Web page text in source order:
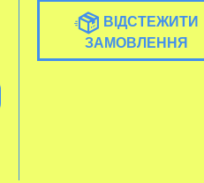
ВІДСТЕЖИТИ
ЗАМОВЛЕННЯ